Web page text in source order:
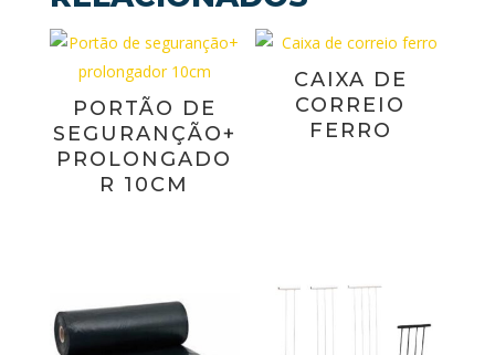
PORTÃO DE
SEGURANÇÃO+
PROLONGADO
R 10CM
CAIXA DE
CORREIO
FERRO